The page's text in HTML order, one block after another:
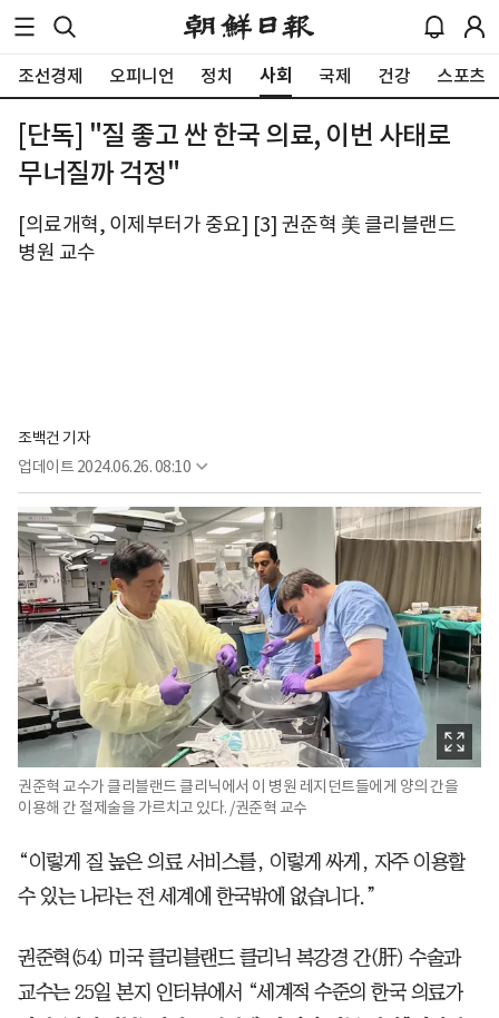
조선경제 오피니언 정치 사회 국제 건강 스포츠
[단독] "질 좋고 싼 한국 의료, 이번 사태로
무너질까 걱정"
[의료개혁, 이제부터가 중요] [3] 권준혁 美 클리블랜드
병원 교수
조백건 기자
업데이트 2024.06.26. 08:10
권준혁 교수가 클리블랜드 클리닉에서 이 병원 레지던트들에게 양의 간을
이용해 간 절제술을 가르치고 있다. /권준혁 교수
“이렇게 질 높은 의료 서비스를, 이렇게 싸게, 자주 이용할
수 있는 나라는 전 세계에 한국밖에 없습니다.”
권준혁(54) 미국 클리블랜드 클리닉 복강경 간(肝) 수술과
교수는 25일 본지 인터뷰에서 “세계적 수준의 한국 의료가